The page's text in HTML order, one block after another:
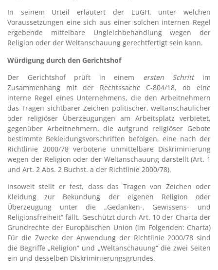
In seinem Urteil erläutert der EuGH, unter welchen
Voraussetzungen eine sich aus einer solchen internen Regel
ergebende mittelbare Ungleichbehandlung wegen der
Religion oder der Weltanschauung gerechtfertigt sein kann.
Würdigung durch den Gerichtshof
Der Gerichtshof prüft in einem ersten Schrittim
Zusammenhang mit der Rechtssache C-804/18, ob eine
interne Regel eines Unternehmens, die den Arbeitnehmern
das Tragen sichtbarer Zeichen politischer, weltanschaulicher
oder religiöser Überzeugungen am Arbeitsplatz verbietet,
gegenüber Arbeitnehmern, die aufgrund religiöser Gebote
bestimmte Bekleidungsvorschriften befolgen, eine nach der
Richtlinie 2000/78 verbotene unmittelbare Diskriminierung
wegen der Religion oder der Weltanschauung darstellt (Art. 1
und Art. 2 Abs. 2 Buchst. a der Richtlinie 2000/78).
Insoweit stellt er fest, dass das Tragen von Zeichen oder
Kleidung zur Bekundung der eigenen Religion oder
Überzeugung unter die „Gedanken-, Gewissens- und
Religionsfreiheit“ fällt. Geschützt durch Art. 10 der Charta der
Grundrechte der Europäischen Union (im Folgenden: Charta)
Für die Zwecke der Anwendung der Richtlinie 2000/78 sind
die Begriffe „Religion“ und „Weltanschauung“ die zwei Seiten
ein und desselben Diskriminierungsgrundes.